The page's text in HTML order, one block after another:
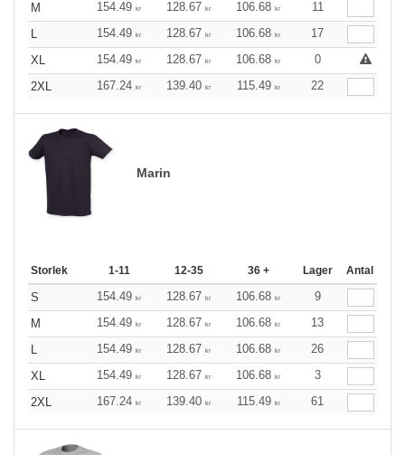
M
154.49 kr 128.67 kr 106.68 kr
11
L
154.49 kr 128.67 kr 106.68 kr
17
XL
154.49 kr 128.67 kr 106.68 kr
0
2XL
167.24 kr 139.40 kr 115.49 kr 22
Marin
Storlek 1-11 12-35 36 + Lager Antal
S 154.49 kr 128.67 kr 106.68 kr
9
M
154.49 kr 128.67 kr 106.68 kr
13
L
154.49 kr 128.67 kr 106.68 kr
26
XL
154.49 kr 128.67 kr 106.68 kr
3
2XL
167.24 kr 139.40 kr 115.49 kr 61